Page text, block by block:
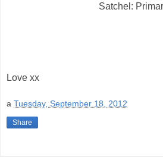
Satchel:
Love xx
a Tuesday, September 18, 2012
Share